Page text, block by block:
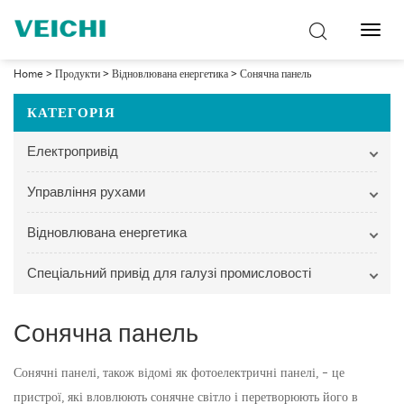
Home > Продукти > Відновлювана енергетика > Сонячна панель
КАТЕГОРІЯ
Електропривід
Управління рухами
Відновлювана енергетика
Спеціальний привід для галузі промисловості
Сонячна панель
Сонячні панелі, також відомі як фотоелектричні панелі, - це
пристрої, які вловлюють сонячне світло і перетворюють його в